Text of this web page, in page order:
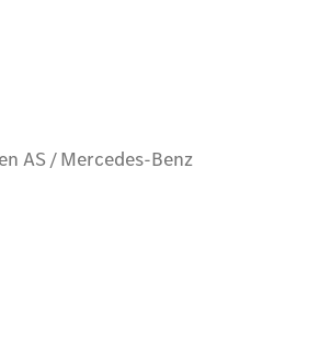
AS / Mercedes-Benz